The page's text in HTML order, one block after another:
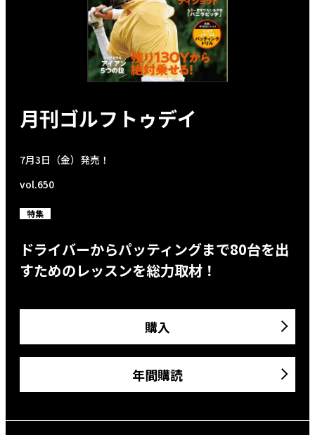
月刊ゴルフトゥデイ
7月3日（金）発売！
vol.650
特集
ドライバーからパッティングまで80台を出
すためのレッスンを総力取材！
購入
年間購読